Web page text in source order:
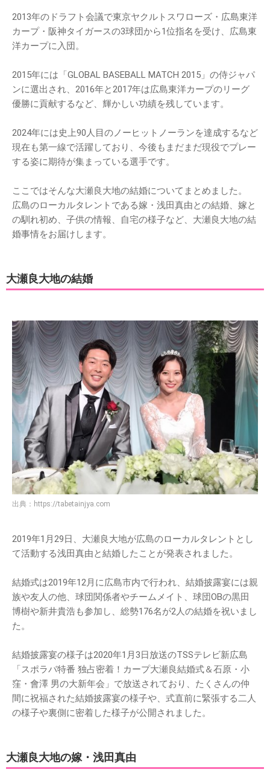
2013年のドラフト会議で東京ヤクルトスワローズ・広島東洋
カープ・阪神タイガースの3球団から1位指名を受け、広島東
洋カープに入団。
2015年には「GLOBAL BASEBALL MATCH 2015」の侍ジャパ
ンに選出され、2016年と2017年は広島東洋カープのリーグ
優勝に貢献するなど、輝かしい功績を残しています。
2024年には史上90人目のノーヒットノーランを達成するなど
現在も第一線で活躍しており、今後もまだまだ現役でプレー
する姿に期待が集まっている選手です。
ここではそんな大瀬良大地の結婚についてまとめました。
広島のローカルタレントである嫁・浅田真由との結婚、嫁と
の馴れ初め、子供の情報、自宅の様子など、大瀬良大地の結
婚事情をお届けします。
大瀬良大地の結婚
出典： https://tabetainjya.com
2019年1月29日、大瀬良大地が広島のローカルタレントとし
て活動する浅田真由と結婚したことが発表されました。
結婚式は2019年12月に広島市内で行われ、結婚披露宴には親
族や友人の他、球団関係者やチームメイト、球団OBの黒田
博樹や新井貴浩も参加し、総勢176名が2人の結婚を祝いまし
た。
結婚披露宴の様子は2020年1月3日放送のTSSテレビ新広島
「スポラバ特番 独占密着！カープ大瀬良結婚式＆石原・小
窪・會澤 男の大新年会」で放送されており、たくさんの仲
間に祝福された結婚披露宴の様子や、式直前に緊張する二人
の様子や裏側に密着した様子が公開されました。
大瀬良大地の嫁・浅田真由